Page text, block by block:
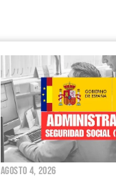
agosto 4, 2026